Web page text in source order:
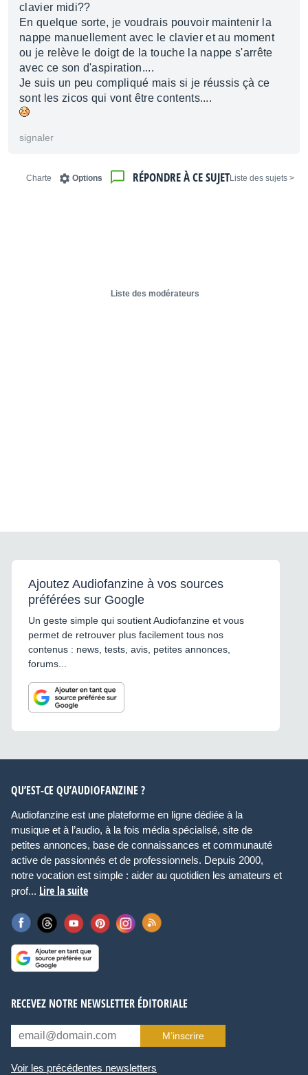
clavier midi??
En quelque sorte, je voudrais pouvoir maintenir la
nappe manuellement avec le clavier et au moment
ou je relève le doigt de la touche la nappe s'arrête
avec ce son d'aspiration....
Je suis un peu compliqué mais si je réussis çà ce
sont les zicos qui vont être contents....
signaler
< Liste des sujets
RÉPONDRE À CE SUJET
Options
Charte
Liste des modérateurs
Ajoutez Audiofanzine à vos sources
préférées sur Google
Un geste simple qui soutient Audiofanzine et vous
permet de retrouver plus facilement tous nos
contenus : news, tests, avis, petites annonces,
forums...
QU’EST-CE QU’AUDIOFANZINE ?
Audiofanzine est une plateforme en ligne dédiée à la
musique et à l’audio, à la fois média spécialisé, site de
petites annonces, base de connaissances et communauté
active de passionnés et de professionnels. Depuis 2000,
notre vocation est simple : aider au quotidien les amateurs et
prof... Lire la suite
RECEVEZ NOTRE NEWSLETTER ÉDITORIALE
M’inscrire
Voir les précédentes newsletters